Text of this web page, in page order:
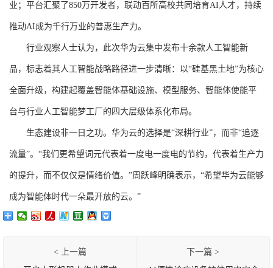
业；平台汇聚了850万开发者，联动百所高校共同培育AI人才，持续
推动AI成为千行万业的普惠生产力。
行业观察人士认为，此次华为云集中发布十余款人工智能新
品，标志着其人工智能战略路径进一步清晰：以“硅基黑土地”为核心
全面升级，构建起覆盖智能体基础设施、模型服务、智能体使能平
台与行业人工智能梦工厂的四大层级体系化布局。
生态建设非一日之功。华为云的选择是“深耕行业”，而非“追逐
流量”。“我们更希望词元代表着一度电一度电的节约，代表着生产力
的提升，而不仅仅是情绪价值。”周跃峰明确表示，“希望华为云能够
成为智能体时代一朵最开放的云。”
< 上一篇
下一篇 >